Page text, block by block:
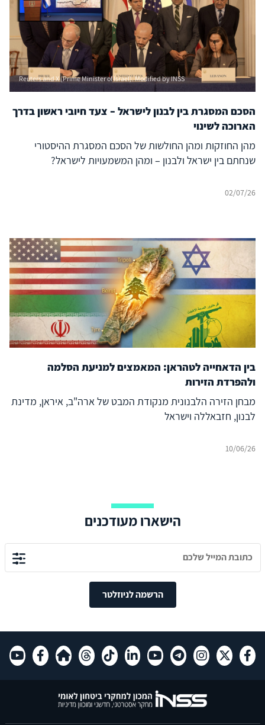
Reuters and X (Prime Minister of Israel). Modified by INSS
הסכם המסגרת בין לבנון לישראל – צעד חיובי ראשון בדרך
הארוכה לשינוי
מהן החוזקות ומהן החולשות של הסכם המסגרת ההיסטורי
שנחתם בין ישראל ולבנון – ומהן המשמעויות לישראל?
02/07/26
בין הדאחייה לטהראן: המאמצים למניעת הסלמה
ולהפרדת הזירות
מבחן הזירה הלבנונית מנקודת המבט של ארה"ב, איראן, מדינת
לבנון, חזבאללה וישראל
10/06/26
הישארו מעודכנים
הרשמה לניוזלטר